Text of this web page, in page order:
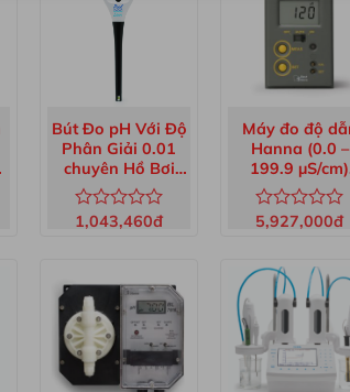
Bút Đo pH Với Độ
Phân Giải 0.01
chuyên Hồ Bơi
HI981004
Được
sao
1,043,460đ
Máy đo độ
Hanna (0.0 –
199.9 µS/cm)
BL983320-1
Được
0
sao
5,927,000đ